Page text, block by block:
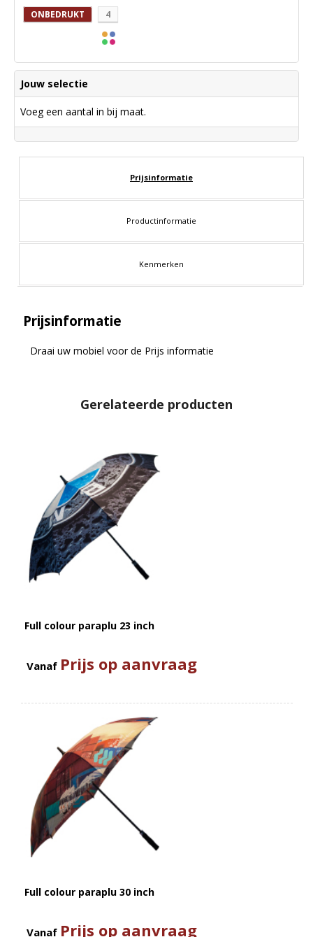
ONBEDRUKT 4
Jouw selectie
Voeg een aantal in bij maat.
Prijsinformatie
Productinformatie
Kenmerken
Prijsinformatie
Draai uw mobiel voor de Prijs informatie
Gerelateerde producten
Full colour paraplu 23 inch
Vanaf Prijs op aanvraag
Full colour paraplu 30 inch
Vanaf Prijs op aanvraag